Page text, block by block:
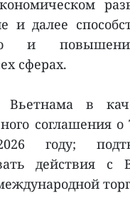
и далее
и
сферах.
в
соглашения о
году;
действия